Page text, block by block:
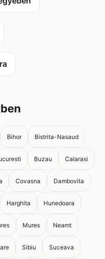
Bihor Bistrita-Nasaud
Buzau Calarasi
Covasna Dambovita
Harghita Hunedoara
Mures Neamt
Sibiu Suceava